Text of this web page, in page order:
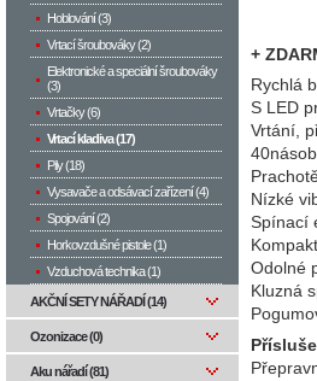
+
Rychlá
S LED
Vrtání,
Nízké
Spínací
Odolné
Kluzná
Hoblování (3)
Vrtací šroubováky (2)
Elektronické a speciální šroubováky
(3)
Vrtačky (6)
Vrtací kladiva (17)
Pily (18)
Vysavače a odsávací zařízení (4)
Spojování (2)
Horkovzdušné pistole (1)
Vzduchová technika (1)
AKČNÍ SETY NÁŘADÍ (14)
Ozonizace (0)
Aku nářadí (81)